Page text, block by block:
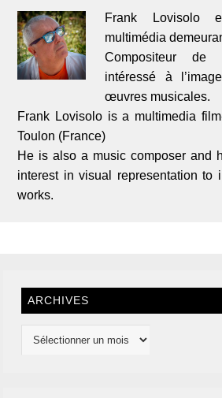
Frank Lovisolo
multimédia
Compositeur de
intéressé à
œuvres musicales.
Frank Lovisolo is a multimedia
Toulon (France)
He is also a music composer and
interest in visual representation to
works.
ARCHIVES